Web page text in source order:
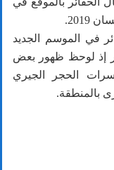
في الموسم الجديد
إذ لوحظ ظهور بعض
الحجر الجيري
بالمنطقة.